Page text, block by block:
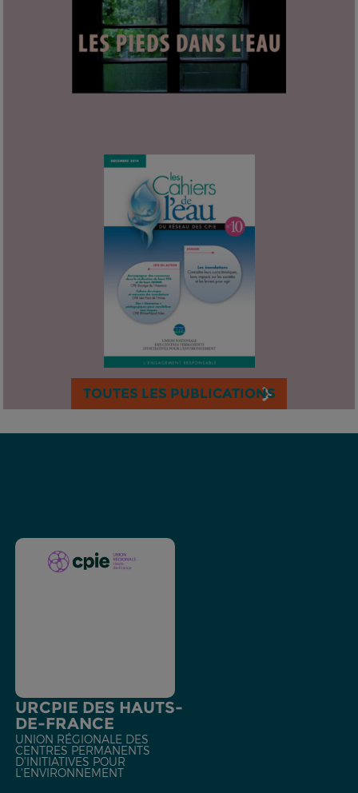
TOUTES LES PUBLICATIONS
URCPIE DES HAUTS-
DE-FRANCE
UNION RÉGIONALE DES
CENTRES PERMANENTS
D'INITIATIVES POUR
L'ENVIRONNEMENT